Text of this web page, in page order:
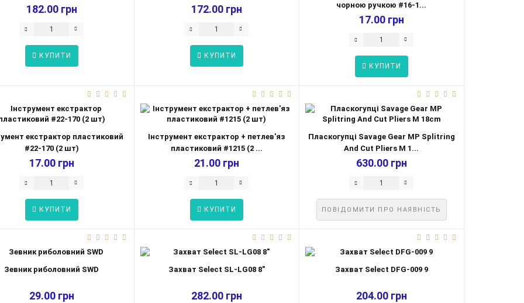
182.00 грн
КУПИТИ
172.00 грн
КУПИТИ
чорною ручкою #16-1...
17.00 грн
КУПИТИ
екстрактор пластиковий
#22-170 (2 шт)
17.00 грн
КУПИТИ
Інструмент екстрактор + петлев'яз
пластиковий #1215 (2 ...
21.00 грн
КУПИТИ
Пласкогупці Savage Gear MP Splitring
And Cut Pliers M 1...
630.00 грн
ПОВІДОМИТИ ПРО НАЯВНІСТЬ
Зевник риболовний SWD
29.00 грн
Захват Select SL-LG08 8"
282.00 грн
Захват Select DFG-009 9
204.00 грн